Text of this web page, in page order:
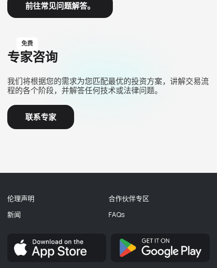
前往常见问题解答。
免费
专家咨询
我们将根据您的需求为您匹配最优的投资方案，讲解交易流
程的各个阶段，并解答任何技术或法律问题。
联系专家
伦理声明
新闻
合作伙伴专区
FAQs